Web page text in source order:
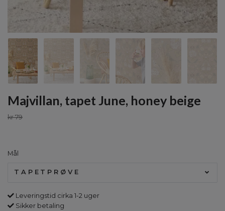
Majvillan, tapet June, honey beige
kr 79
Mål
TAPETPRØVE
Leveringstid cirka 1-2 uger
Sikker betaling